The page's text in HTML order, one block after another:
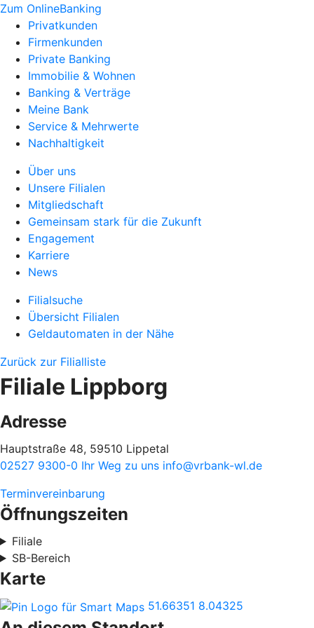
Zum OnlineBanking
Privatkunden
Firmenkunden
Private Banking
Immobilie & Wohnen
Banking & Verträge
Meine Bank
Service & Mehrwerte
Nachhaltigkeit
Über uns
Unsere Filialen
Mitgliedschaft
Gemeinsam stark für die Zukunft
Engagement
Karriere
News
Filialsuche
Übersicht Filialen
Geldautomaten in der Nähe
Zurück zur Filialliste
Filiale Lippborg
Adresse
Hauptstraße 48, 59510 Lippetal
02527 9300-0 Ihr Weg zu uns info@vrbank-wl.de
Terminvereinbarung
Öffnungszeiten
Filiale
SB-Bereich
Karte
51.66351 8.04325